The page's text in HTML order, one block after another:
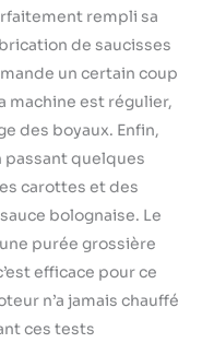
rempli sa
de saucisses
un certain coup
machine est régulier,
des boyaux. Enfin,
passant quelques
carottes et des
bolognaise. Le
purée grossière
efficace pour ce
n’a jamais chauffé
ces tests